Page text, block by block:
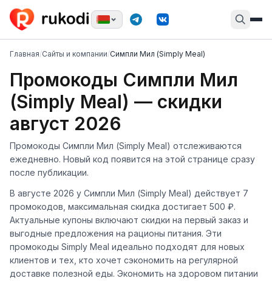
Главная/Сайты и компании/Симпли Мил (Simply Meal)
Промокоды Симпли Мил
(Simply Meal) — скидки
август 2026
Промокоды Симпли Мил (Simply Meal) отслеживаются
ежедневно. Новый код появится на этой странице сразу
после публикации.
В августе 2026 у Симпли Мил (Simply Meal) действует 7
промокодов, максимальная скидка достигает 500 ₽.
Актуальные купоны включают скидки на первый заказ и
выгодные предложения на рационы питания. Эти
промокоды Simply Meal идеально подходят для новых
клиентов и тех, кто хочет сэкономить на регулярной
доставке полезной еды. Экономить на здоровом питании